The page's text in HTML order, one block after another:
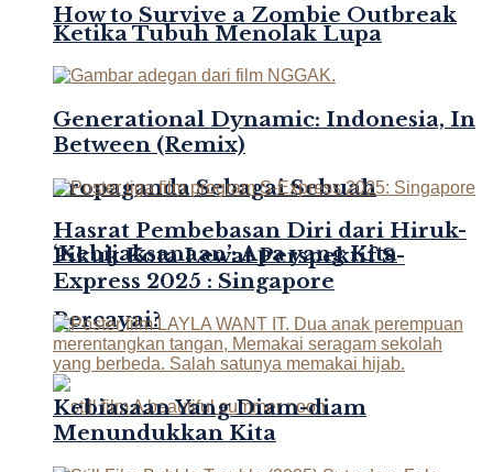
How to Survive a Zombie Outbreak
Propaganda Sebagai Sebuah
‘Kebijaksanaan’: Apa yang Kita
Percayai?
Ketika Tubuh Menolak Lupa
Generational Dynamic: Indonesia, In
Between (Remix)
Hasrat Pembebasan Diri dari Hiruk-
Pikuk Kota Lewat Perspektif S-
Express 2025 : Singapore
Kebiasaan Yang Diam-diam
Menundukkan Kita